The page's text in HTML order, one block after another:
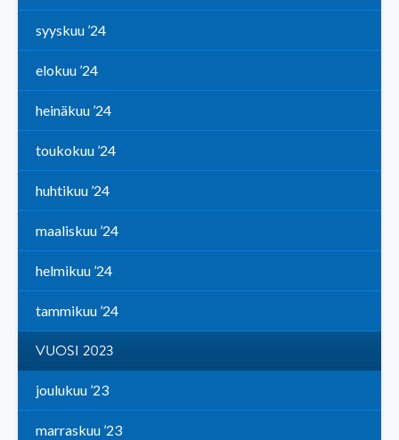
syyskuu ’24
elokuu ’24
heinäkuu ’24
toukokuu ’24
huhtikuu ’24
maaliskuu ’24
helmikuu ’24
tammikuu ’24
VUOSI 2023
joulukuu ’23
marraskuu ’23